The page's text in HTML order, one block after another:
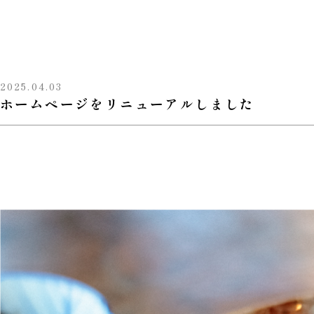
2025.04.03
ホームページをリニューアルしました